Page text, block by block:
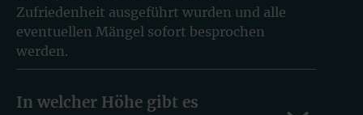
Zufriedenheit ausgeführt wurden und alle
eventuellen Mängel sofort besprochen
werden.
In welcher Höhe gibt es